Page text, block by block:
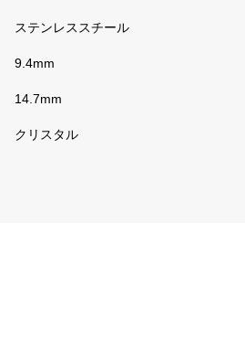
ステンレススチール
9.4mm
14.7mm
クリスタル